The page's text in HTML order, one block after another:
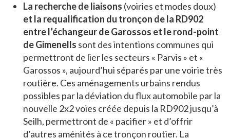
La recherche de liaisons (voiries et modes doux)
et la requalification du tronçon de la RD902
entre l’échangeur de Garossos et le rond-point
de Gimenells sont des intentions communes qui
permettront de lier les secteurs « Parvis » et «
Garossos », aujourd’hui séparés par une voirie très
routière. Ces aménagements urbains rendus
possibles par la déviation du flux automobile par la
nouvelle 2x2 voies créée depuis la RD902 jusqu’à
Seilh, permettront de « pacifier » et d’offrir
d’autres aménités à ce tronçon routier. La